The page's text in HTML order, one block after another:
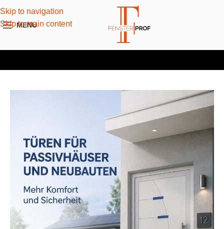
Skip to navigation
Skip to main content
MENU